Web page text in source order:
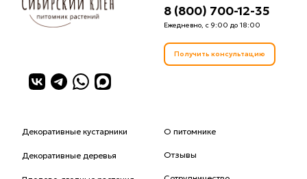
8 (800) 700-12-35
Ежедневно, с 9:00 до 18:00
Получить консультацию
Декоративные кустарники
Декоративные деревья
О питомнике
Отзывы